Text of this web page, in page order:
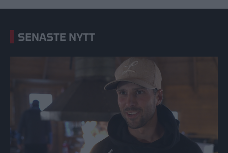
SENASTE NYTT
Teambuilding | Trolltjärn & Storforsen | SHL Publicerad